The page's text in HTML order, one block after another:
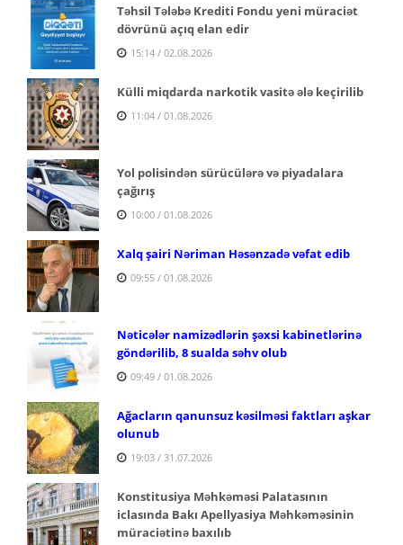
Təhsil Tələbə Krediti Fondu yeni müraciət
dövrünü açıq elan edir
15:14 / 02.08.2026
Külli miqdarda narkotik vasitə ələ keçirilib
11:04 / 01.08.2026
Yol polisindən sürücülərə və piyadalara
çağırış
10:00 / 01.08.2026
Xalq şairi Nəriman Həsənzadə vəfat edib
09:55 / 01.08.2026
Nəticələr namizədlərin şəxsi kabinetlərinə
göndərilib, 8 sualda səhv olub
09:49 / 01.08.2026
Ağacların qanunsuz kəsilməsi faktları aşkar
olunub
19:03 / 31.07.2026
Konstitusiya Məhkəməsi Palatasının
iclasında Bakı Apellyasiya Məhkəməsinin
müraciətinə baxılıb